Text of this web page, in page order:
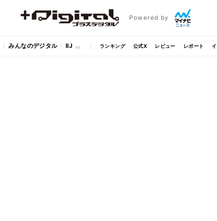
Powered by
みんなのデジタル IIJ ランキング 公式X レビュー レポート